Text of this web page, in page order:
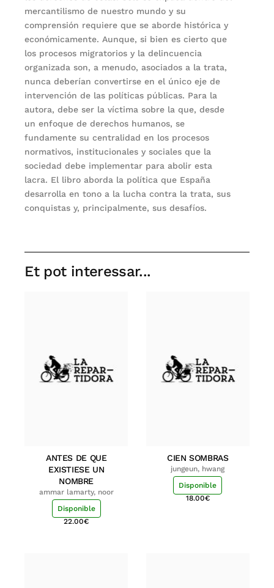
mercantilismo de nuestro mundo y su
comprensión requiere que se aborde histórica y
económicamente. Aunque, si bien es cierto que
los procesos migratorios y la delincuencia
organizada son, a menudo, asociados a la trata,
nunca deberían convertirse en el único eje de
intervención de las políticas públicas. Para la
autora, debe ser la víctima sobre la que, desde
un enfoque de derechos humanos, se
fundamente su centralidad en los procesos
normativos, institucionales y sociales que la
sociedad debe implementar para abolir esta
lacra. El libro aborda la política que España
desarrolla en tono a la lucha contra la trata, sus
conquistas y, principalmente, sus desafíos.
Et pot interessar...
ANTES DE QUE
EXISTIESE UN
NOMBRE
ammar lamarty, noor
Disponible
22.00€
CIEN SOMBRAS
jungeun, hwang
Disponible
18.00€